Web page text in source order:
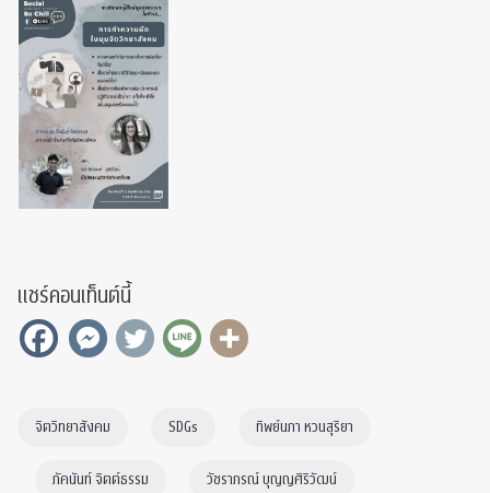
แชร์คอนเท็นต์นี้
จิตวิทยาสังคม SDGs ทิพย์นภา หวนสุริยา
ภัคนันท์ จิตต์ธรรม วัชราภรณ์ บุญญศิริวัฒน์